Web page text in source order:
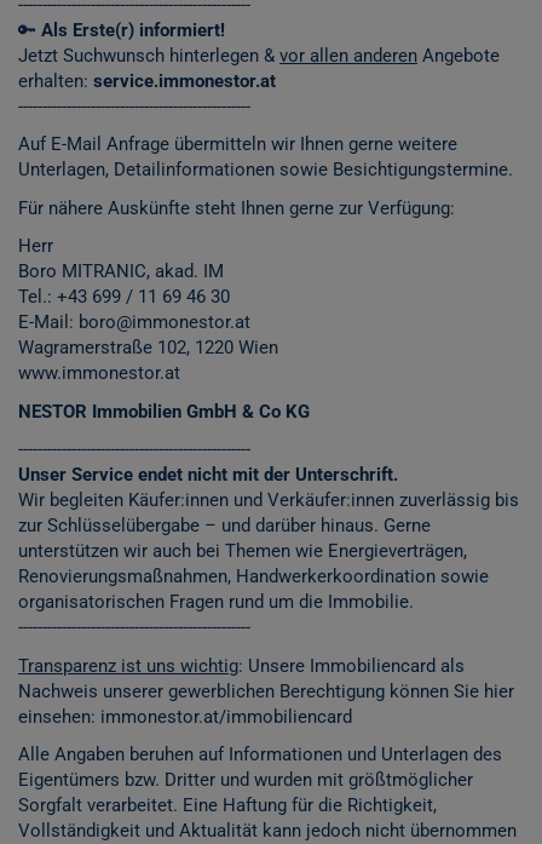
🔑 Als Erste(r) informiert!
Jetzt Suchwunsch hinterlegen & vor allen anderen Angebote
erhalten: service.immonestor.at
------------------------------------------------
Auf E-Mail Anfrage übermitteln wir Ihnen gerne weitere
Unterlagen, Detailinformationen sowie Besichtigungstermine.
Für nähere Auskünfte steht Ihnen gerne zur Verfügung:
Herr
Boro MITRANIC, akad. IM
Tel.: +43 699 / 11 69 46 30
E-Mail: boro@immonestor.at
Wagramerstraße 102, 1220 Wien
www.immonestor.at
NESTOR Immobilien GmbH & Co KG
------------------------------------------------
Unser Service endet nicht mit der Unterschrift.
Wir begleiten Käufer:innen und Verkäufer:innen zuverlässig bis
zur Schlüsselübergabe – und darüber hinaus. Gerne
unterstützen wir auch bei Themen wie Energieverträgen,
Renovierungsmaßnahmen, Handwerkerkoordination sowie
organisatorischen Fragen rund um die Immobilie.
------------------------------------------------
Transparenz ist uns wichtig: Unsere Immobiliencard als
Nachweis unserer gewerblichen Berechtigung können Sie hier
einsehen: immonestor.at/immobiliencard
Alle Angaben beruhen auf Informationen und Unterlagen des
Eigentümers bzw. Dritter und wurden mit größtmöglicher
Sorgfalt verarbeitet. Eine Haftung für die Richtigkeit,
Vollständigkeit und Aktualität kann jedoch nicht übernommen